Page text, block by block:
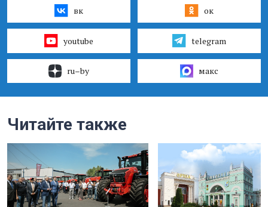
вк ок
youtube telegram
ru–by макс
Читайте также